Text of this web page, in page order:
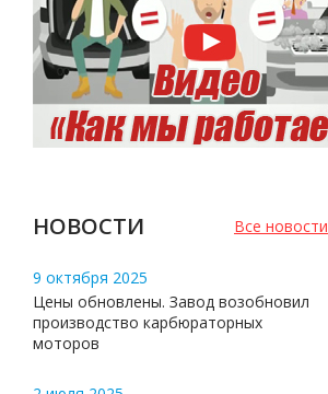
Все новости
НОВОСТИ
9 октября 2025
Цены обновлены. Завод возобновил
производство карбюраторных
моторов